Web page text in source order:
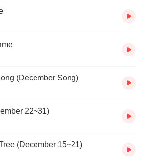
(December Song)
22~31)
(December 15~21)